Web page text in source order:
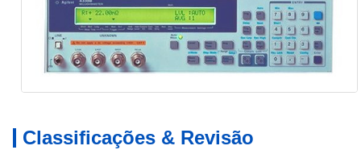
Classificações & Revisão